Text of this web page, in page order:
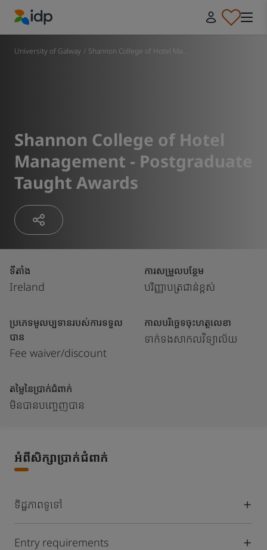
IDP Education
University of Galway / Shannon College of Hotel Ma...
Shannon College of Hotel
Management - Postgraduate
Taught Awards
ទីតាំង
Ireland
ការសម្រួលបន្ថែម
បរិញ្ញាបត្រជាន់ខ្ពស់
ប្រភេទមូលប្បទានរបស់ការទទួល
បាន
Fee waiver/discount
កាលបរិច្ឆេទចុះហត្ថលេខា
ទាក់ទងសាកលវិទ្យាល័យ
តម្លៃនៃប្រាក់ជំពាក់
មិនបានបញ្ចេញបាន
អំពីសិក្សាប្រាក់ជំពាក់
ទិដ្ឋភាពទូទៅ
Entry requirements